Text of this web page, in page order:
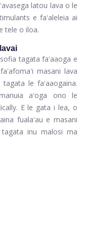
latou lava o le
e faʻaleleia ai
tele o iloa.
tagata faʻaaoga e
masani lava
le faʻaaogaina.
aʻoga ono le
E le gata i lea, o
fualaʻau e masani
inu malosi ma